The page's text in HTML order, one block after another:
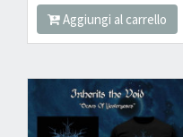
Aggiungi al carrello